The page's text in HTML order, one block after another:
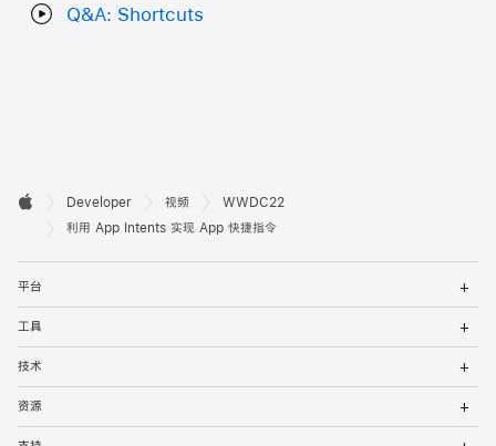
Q&A: Shortcuts
开
者
页
脚

Developer 视频
WWDC22
利用 App Intents 实现 App 快捷指令
平台
菜
工具
菜
技术
菜
资源
菜